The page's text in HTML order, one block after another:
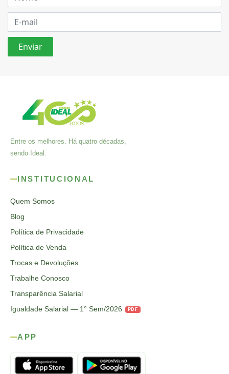
Entre os melhores. Há quatro décadas,
sendo Ideal.
INSTITUCIONAL
Quem Somos
Blog
Política de Privacidade
Política de Venda
Trocas e Devoluções
Trabalhe Conosco
Transparência Salarial
Igualdade Salarial — 1° Sem/2026
PDF
APP